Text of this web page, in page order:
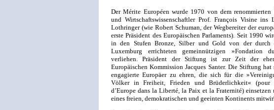
Der Mérite Européen wurde 1970 von dem renommierten
und Wirtschaftswissenschaftler Prof. François Visine ins
Lothringer (wie Robert Schuman, der Wegbereiter der
erste Präsident des Europäischen Parlaments). Seit 1990
in den Stufen Bronze, Silber und Gold von der durch
Luxemburg errichteten gemeinnützigen »Fondation
verliehen. Präsident der Stiftung ist zur Zeit der
Europäischen Kommission Jacques Santer. Die Stiftung
engagierte Europäer zu ehren, die sich für die
Völker in Freiheit, Frieden und Brüderlichkeit« (pour
d’Europe dans la Liberté, la Paix et la Fraternité) einsetzen
eines freien, demokratischen und geeinten Kontinents